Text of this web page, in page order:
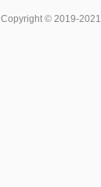
Copyright © 2019-2021